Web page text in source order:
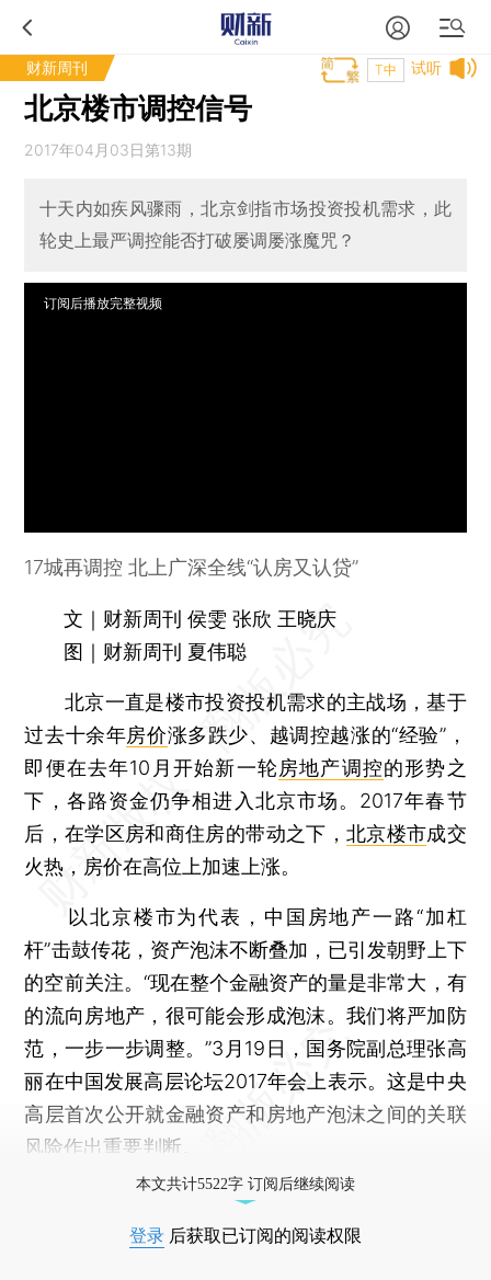
财新周刊 试听
T中
北京楼市调控信号
2017年04月03日第13期
十天内如疾风骤雨，北京剑指市场投资投机需求，此
轮史上最严调控能否打破屡调屡涨魔咒？
订阅后播放完整视频
17城再调控 北上广深全线“认房又认贷”
文｜财新周刊 侯雯 张欣 王晓庆
图｜财新周刊 夏伟聪
北京一直是楼市投资投机需求的主战场，基于
过去十余年房价涨多跌少、越调控越涨的“经验”，
即便在去年10月开始新一轮房地产调控的形势之
下，各路资金仍争相进入北京市场。2017年春节
后，在学区房和商住房的带动之下， 北京楼市成交
火热，房价在高位上加速上涨。
以北京楼市为代表，中国房地产一路“加杠
杆”击鼓传花，资产泡沫不断叠加，已引发朝野上下
的空前关注。“现在整个金融资产的量是非常大，有
的流向房地产，很可能会形成泡沫。我们将严加防
范，一步一步调整。”3月19日，国务院副总理张高
丽在中国发展高层论坛2017年会上表示。这是中央
高层首次公开就金融资产和房地产泡沫之间的关联
风险作出重要判断。
本文共计5522字 订阅后继续阅读
登录 后获取已订阅的阅读权限